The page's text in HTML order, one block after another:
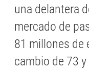
una delantera
mercado de
81 millones de
cambio de 73